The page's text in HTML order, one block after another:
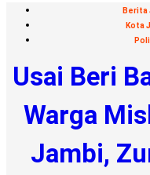
Berita
Kota
Usai Beri
Warga
Jambi,